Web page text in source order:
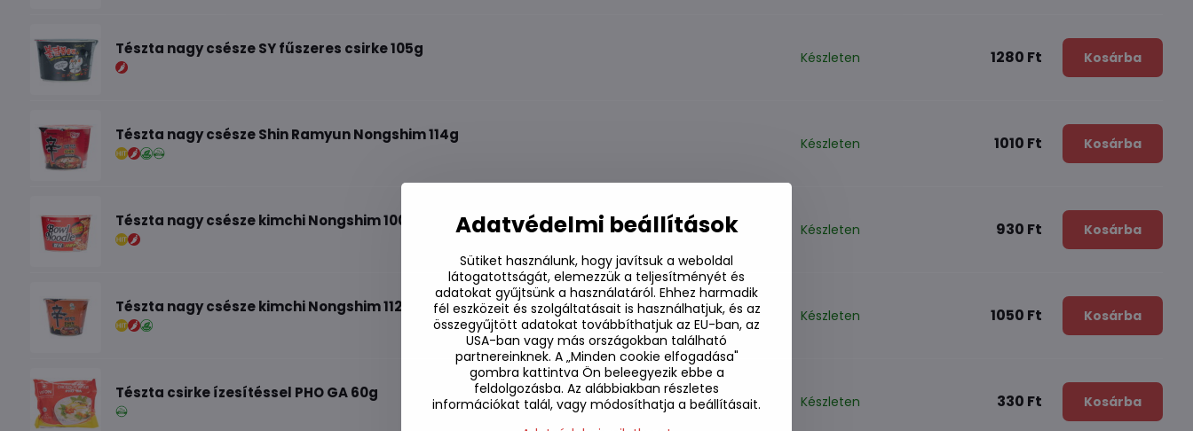
Tészta nagy csésze SY fűszeres csirke 105g Készleten 1280 Ft Kosárba
Tészta nagy csésze Shin Ramyun Nongshim 114g Készleten 1010 Ft Kosárba
Tészta nagy csésze kimchi Nongshim 100g Készleten 930 Ft Kosárba
Tészta nagy csésze kimchi Nongshim 112g Készleten 1050 Ft Kosárba
Tészta csirke ízesítéssel PHO GA 60g Készleten 330 Ft Kosárba
Adatvédelmi beállítások
Sütiket használunk, hogy javítsuk a weboldal
látogatottságát, elemezzük a teljesítményét és
adatokat gyűjtsünk a használatáról. Ehhez harmadik
fél eszközeit és szolgáltatásait is használhatjuk, és az
összegyűjtött adatokat továbbíthatjuk az EU-ban, az
USA-ban vagy más országokban található
partnereinknek. A „Minden cookie elfogadása"
gombra kattintva Ön beleegyezik ebbe a
feldolgozásba. Az alábbiakban részletes
információkat talál, vagy módosíthatja a beállításait.